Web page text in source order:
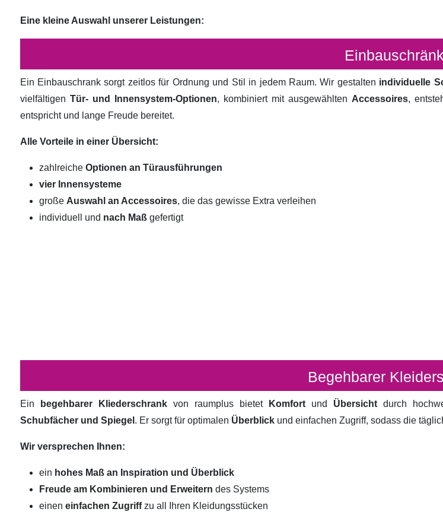
Eine kleine Auswahl unserer Leistungen:
Ein Einbauschrank sorgt zeitlos für Ordnung und Stil in jedem Raum. Wir gestalten individuelle
vielfältigen Tür- und Innensystem-Optionen, kombiniert mit ausgewählten Accessoires,
entspricht und lange Freude bereitet.
Alle Vorteile in einer Übersicht:
zahlreiche Optionen an Türausführungen
vier Innensysteme
große Auswahl an Accessoires, die das gewisse Extra verleihen
individuell und nach Maß gefertigt
Begehbarer
Ein begehbarer Kliederschrank von raumplus bietet Komfort und Übersicht durch
Schubfächer und Spiegel . Er sorgt für optimalen Überblickund einfachen Zugriff, sodass die
Wir versprechen Ihnen:
ein hohes Maß an Inspiration und Überblick
Freude am Kombinieren und Erweitern des Systems
einen einfachen Zugriffzu all Ihren Kleidungsstücken